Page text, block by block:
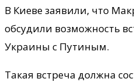
В Киеве заявили, что
обсудили возможность
Украины с Путиным.
Такая встреча должна